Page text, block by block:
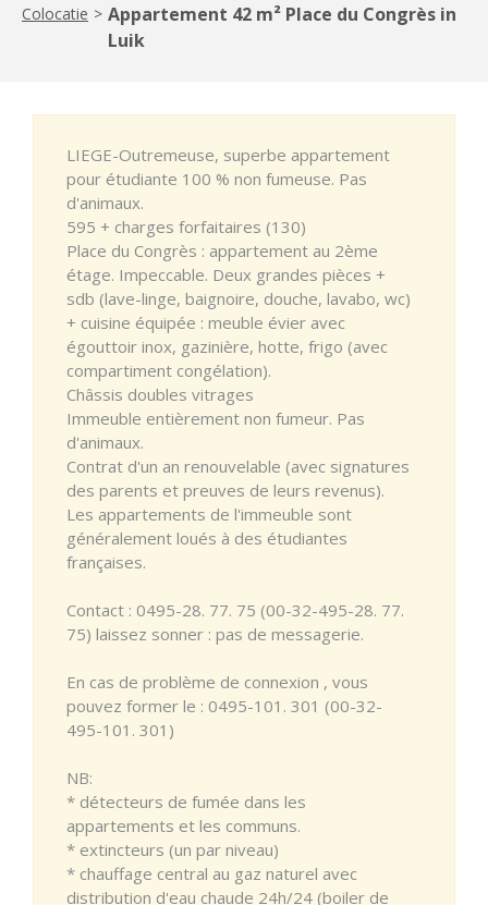
Colocatie > Appartement 42 m² Place du Congrès in
Luik
LIEGE-Outremeuse, superbe appartement
pour étudiante 100 % non fumeuse. Pas
d'animaux.
595 + charges forfaitaires (130)
Place du Congrès : appartement au 2ème
étage. Impeccable. Deux grandes pièces +
sdb (lave-linge, baignoire, douche, lavabo, wc)
+ cuisine équipée : meuble évier avec
égouttoir inox, gazinière, hotte, frigo (avec
compartiment congélation).
Châssis doubles vitrages
Immeuble entièrement non fumeur. Pas
d'animaux.
Contrat d'un an renouvelable (avec signatures
des parents et preuves de leurs revenus).
Les appartements de l'immeuble sont
généralement loués à des étudiantes
françaises.
Contact : 0495-28. 77. 75 (00-32-495-28. 77.
75) laissez sonner : pas de messagerie.
En cas de problème de connexion , vous
pouvez former le : 0495-101. 301 (00-32-
495-101. 301)
NB:
* détecteurs de fumée dans les
appartements et les communs.
* extincteurs (un par niveau)
* chauffage central au gaz naturel avec
distribution d'eau chaude 24h/24 (boiler de